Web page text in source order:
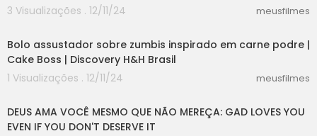
3 Visualizações . 12/11/24
meusfilmes
Bolo assustador sobre zumbis inspirado em carne podre |
Cake Boss | Discovery H&H Brasil
1 Visualizações . 12/11/24
meusfilmes
DEUS AMA VOCÊ MESMO QUE NÃO MEREÇA: GAD LOVES YOU
EVEN IF YOU DON'T DESERVE IT